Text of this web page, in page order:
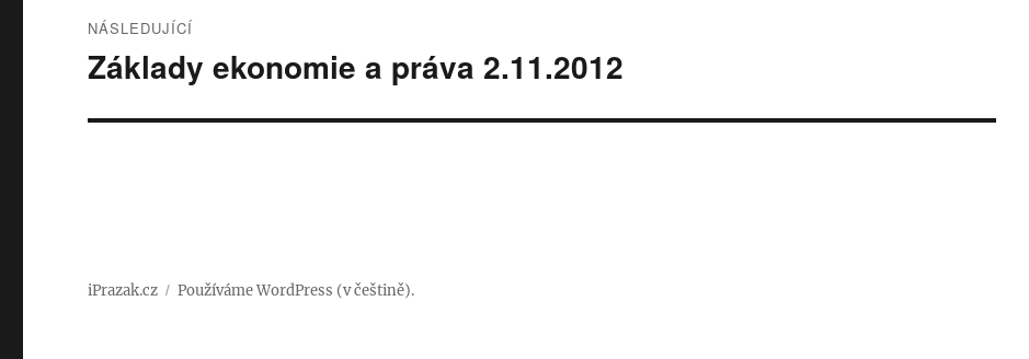
NÁSLEDUJÍCÍ
Následující
Základy ekonomie a práva 2.11.2012
iPrazak.cz Používáme WordPress (v češtině).